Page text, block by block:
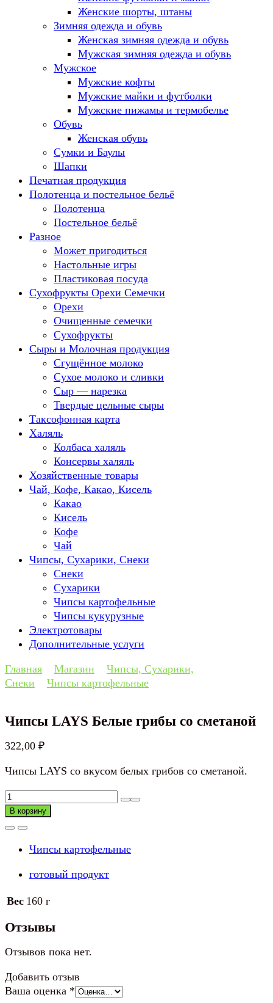
Женские шорты, штаны
Зимняя одежда и обувь
Женская зимняя одежда и обувь
Мужская зимняя одежда и обувь
Мужское
Мужские кофты
Мужские майки и футболки
Мужские пижамы и термобелье
Обувь
Женская обувь
Сумки и Баулы
Шапки
Печатная продукция
Полотенца и постельное бельё
Полотенца
Постельное бельё
Разное
Может пригодиться
Настольные игры
Пластиковая посуда
Сухофрукты Орехи Семечки
Орехи
Очищенные семечки
Сухофрукты
Сыры и Молочная продукция
Сгущённое молоко
Сухое молоко и сливки
Сыр — нарезка
Твердые цельные сыры
Таксофонная карта
Халяль
Колбаса халяль
Консервы халяль
Хозяйственные товары
Чай, Кофе, Какао, Кисель
Какао
Кисель
Кофе
Чай
Чипсы, Сухарики, Снеки
Снеки
Сухарики
Чипсы картофельные
Чипсы кукурузные
Электротовары
Дополнительные услуги
Главная Магазин
Чипсы, Сухарики,
Снеки
Чипсы картофельные
Чипсы LAYS Белые грибы со сметаной
322,00 ₽
Чипсы LAYS со вкусом белых грибов со сметаной.
Количество
товара
Чипсы
Белые
В корзину
Чипсы картофельные
готовый продукт
Вес 160 г
Отзывы
Отзывов пока нет.
Добавить отзыв
Ваша оценка *